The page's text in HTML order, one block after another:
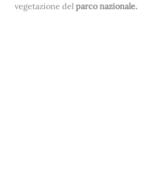
vegetazione del parco nazionale.